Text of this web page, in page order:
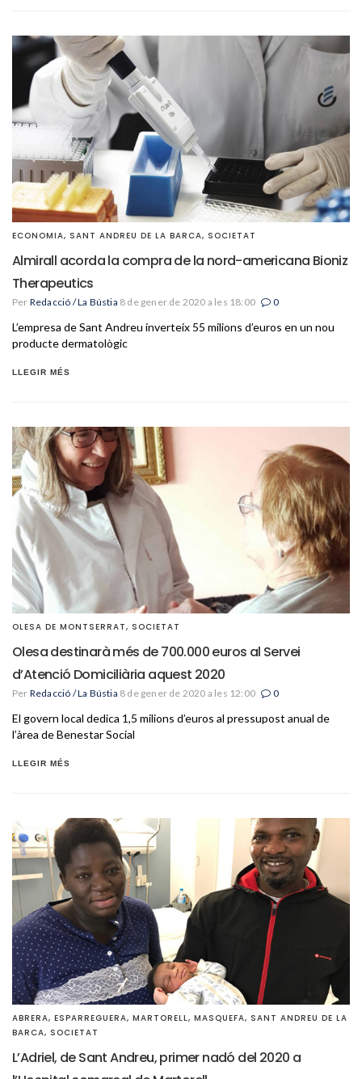
ECONOMIA, SANT ANDREU DE LA BARCA, SOCIETAT
Almirall acorda la compra de la nord-americana Bioniz
Therapeutics
Per Redacció / La Bústia 8 de gener de 2020 a les 18:00 0
L’empresa de Sant Andreu inverteix 55 milions d’euros en un nou
producte dermatològic
LLEGIR MÉS
OLESA DE MONTSERRAT, SOCIETAT
Olesa destinarà més de 700.000 euros al Servei
d’Atenció Domiciliària aquest 2020
Per Redacció / La Bústia 8 de gener de 2020 a les 12:00 0
El govern local dedica 1,5 milions d’euros al pressupost anual de
l’àrea de Benestar Social
LLEGIR MÉS
ABRERA, ESPARREGUERA, MARTORELL, MASQUEFA, SANT ANDREU DE LA
BARCA, SOCIETAT
L’Adriel, de Sant Andreu, primer nadó del 2020 a